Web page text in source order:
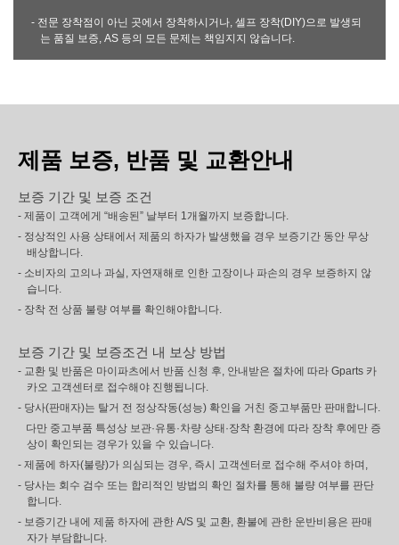
- 전문 장착점이 아닌 곳에서 장착하시거나, 셀프 장착(DIY)으로 발생되
는 품질 보증, AS 등의 모든 문제는 책임지지 않습니다.
제품 보증, 반품 및 교환안내
보증 기간 및 보증 조건
- 제품이 고객에게 “배송된” 날부터 1개월까지 보증합니다.
- 정상적인 사용 상태에서 제품의 하자가 발생했을 경우 보증기간 동안 무상
배상합니다.
- 소비자의 고의나 과실, 자연재해로 인한 고장이나 파손의 경우 보증하지 않
습니다.
- 장착 전 상품 불량 여부를 확인해야합니다.
보증 기간 및 보증조건 내 보상 방법
- 교환 및 반품은 마이파츠에서 반품 신청 후, 안내받은 절차에 따라 Gparts 카
카오 고객센터로 접수해야 진행됩니다.
- 당사(판매자)는 탈거 전 정상작동(성능) 확인을 거친 중고부품만 판매합니다.
다만 중고부품 특성상 보관·유통·차량 상태·장착 환경에 따라 장착 후에만 증
상이 확인되는 경우가 있을 수 있습니다.
- 제품에 하자(불량)가 의심되는 경우, 즉시 고객센터로 접수해 주셔야 하며,
- 당사는 회수 검수 또는 합리적인 방법의 확인 절차를 통해 불량 여부를 판단
합니다.
- 보증기간 내에 제품 하자에 관한 A/S 및 교환, 환불에 관한 운반비용은 판매
자가 부담합니다.